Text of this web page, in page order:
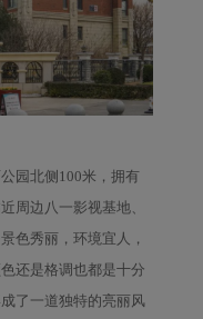
园北侧100米，拥有
周边八一影视基地、
色秀丽，环境宜人，
还是格调也都是十分
了一道独特的亮丽风